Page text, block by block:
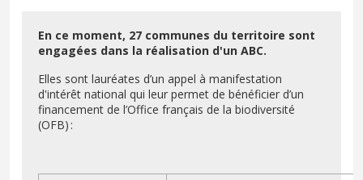
En ce moment, 27 communes du territoire sont
engagées dans la réalisation d'un ABC.
Elles sont lauréates d’un appel à manifestation
d'intérêt national qui leur permet de bénéficier d’un
financement de l’Office français de la biodiversité
(OFB) :